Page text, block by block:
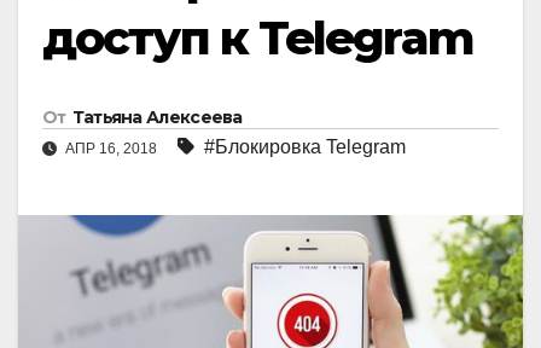
доступ к Telegram
От Татьяна Алексеева
АПР 16, 2018 #Блокировка Telegram